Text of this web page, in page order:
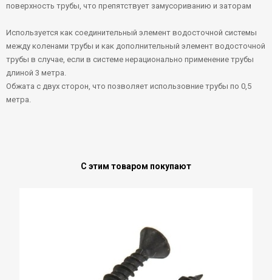
поверхность трубы, что препятствует замусориванию и заторам
Используется как соединительный элемент водосточной системы
между коленами трубы и как дополнительный элемент водосточной
трубы в случае, если в системе нерационально применение трубы
длиной 3 метра.
Обжата с двух сторон, что позволяет использовние трубы по 0,5
метра.
С этим товаром покупают